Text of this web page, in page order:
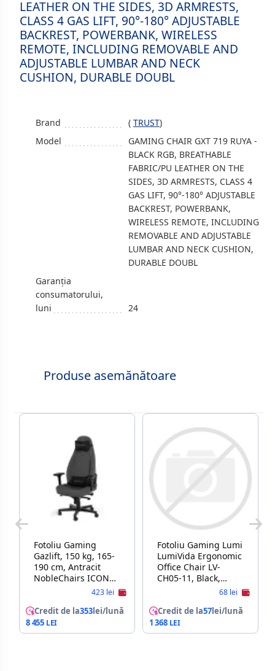
LEATHER ON THE SIDES, 3D ARMRESTS,
CLASS 4 GAS LIFT, 90°-180° ADJUSTABLE
BACKREST, POWERBANK, WIRELESS
REMOTE, INCLUDING REMOVABLE AND
ADJUSTABLE LUMBAR AND NECK
CUSHION, DURABLE DOUBL
Brand ( TRUST)
Model
GAMING CHAIR GXT 719 RUYA -
BLACK RGB, BREATHABLE
FABRIC/PU LEATHER ON THE
SIDES, 3D ARMRESTS, CLASS 4
GAS LIFT, 90°-180° ADJUSTABLE
BACKREST, POWERBANK,
WIRELESS REMOTE, INCLUDING
REMOVABLE AND ADJUSTABLE
LUMBAR AND NECK CUSHION,
DURABLE DOUBL
Garanția
consumatorului,
luni
24
Produse asemănătoare
Fotoliu Gaming
Gazlift, 150 kg, 165-
190 cm, Antracit
NobleChairs ICON
TX NBL-ICN-TX-ATC
423 lei
Credit de la353lei/lună
8 455
Fotoliu Gaming Lumi
LumiVida Ergonomic
Office Chair LV-
CH05-11, Black,
Breathable Mesh
Seat-Height
Adjustment,
Adjustable Tilt Back,
68 lei
Credit de la57lei/lună
1 368